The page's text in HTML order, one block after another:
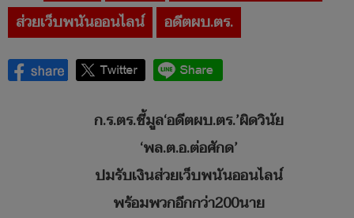
ส่วยเว็บพนันออนไลน์
อดีตผบ.ตร.
ก.ร.ตร.ชี้มูล‘อดีตผบ.ตร.’ผิดวินัย
‘พล.ต.อ.ต่อศักด’
ปมรับเงินส่วยเว็บพนันออนไลน์
พร้อมพวกอีกกว่า200นาย